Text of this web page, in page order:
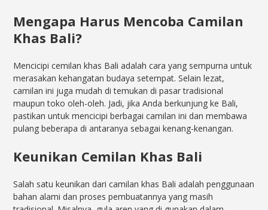
Mengapa Harus Mencoba Camilan
Khas Bali?
Mencicipi cemilan khas Bali adalah cara yang sempurna untuk
merasakan kehangatan budaya setempat. Selain lezat,
camilan ini juga mudah di temukan di pasar tradisional
maupun toko oleh-oleh. Jadi, jika Anda berkunjung ke Bali,
pastikan untuk mencicipi berbagai camilan ini dan membawa
pulang beberapa di antaranya sebagai kenang-kenangan.
Keunikan Cemilan Khas Bali
Salah satu keunikan dari camilan khas Bali adalah penggunaan
bahan alami dan proses pembuatannya yang masih